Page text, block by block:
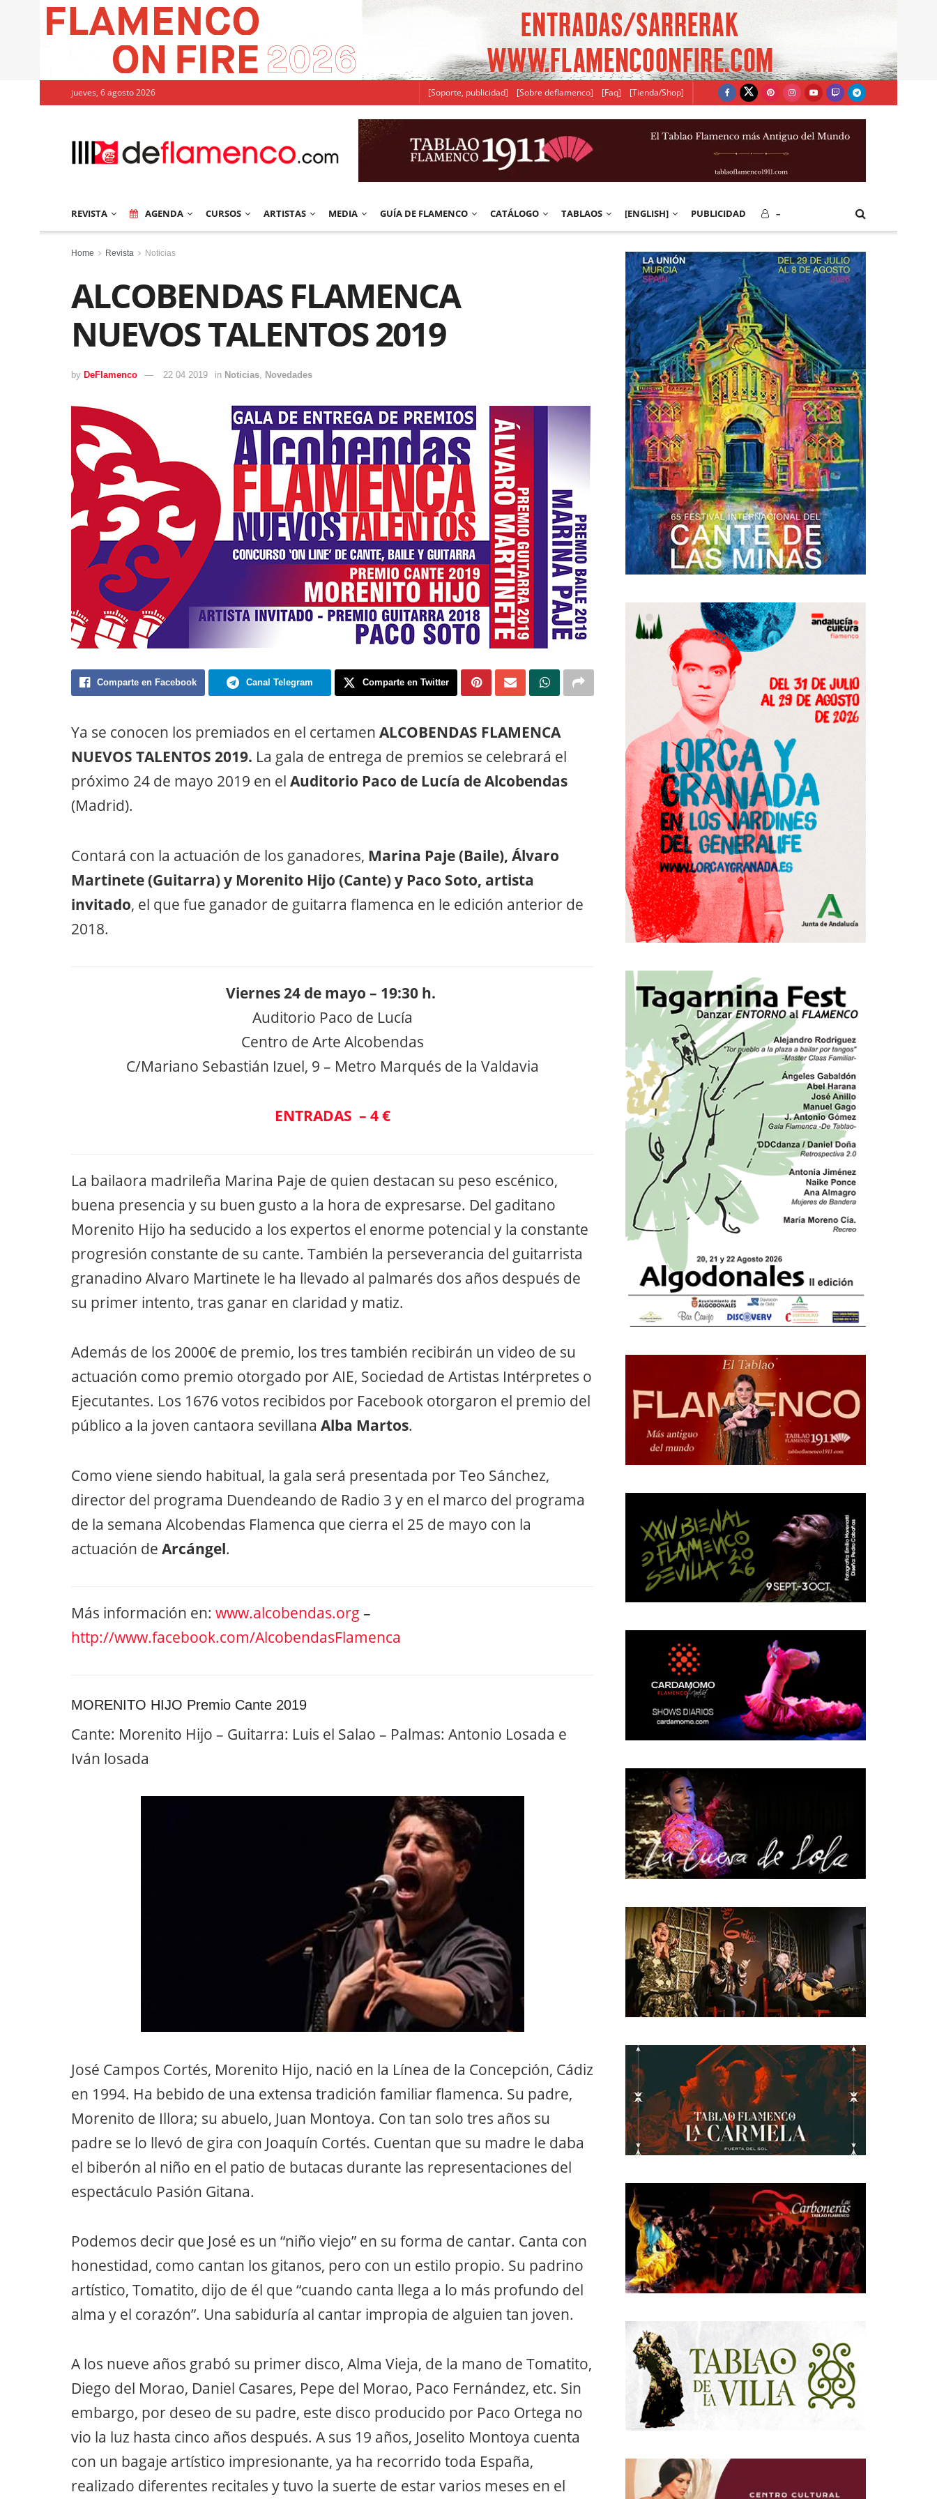
jueves, 6 agosto 2026 [Soporte, publicidad] [Sobre deflamenco] [Faq] [Tienda/Shop]
REVISTA AGENDA CURSOS ARTISTAS MEDIA GUÍA DE FLAMENCO CATÁLOGO TABLAOS [ENGLISH] PUBLICIDAD –
Home Revista Noticias
ALCOBENDAS FLAMENCA
NUEVOS TALENTOS 2019
by DeFlamenco 22 04 2019 in Noticias, Novedades
Comparte en Facebook Canal Telegram Comparte en Twitter
Ya se conocen los premiados en el certamen ALCOBENDAS FLAMENCA
NUEVOS TALENTOS 2019. La gala de entrega de premios se celebrará el
próximo 24 de mayo 2019 en el Auditorio Paco de Lucía de Alcobendas
(Madrid).
Contará con la actuación de los ganadores, Marina Paje (Baile), Álvaro
Martinete (Guitarra) y Morenito Hijo (Cante) y Paco Soto, artista
invitado, el que fue ganador de guitarra flamenca en le edición anterior de
2018.
Viernes 24 de mayo – 19:30 h.
Auditorio Paco de Lucía
Centro de Arte Alcobendas
C/Mariano Sebastián Izuel, 9 – Metro Marqués de la Valdavia
ENTRADAS – 4 €
La bailaora madrileña Marina Paje de quien destacan su peso escénico,
buena presencia y su buen gusto a la hora de expresarse. Del gaditano
Morenito Hijo ha seducido a los expertos el enorme potencial y la constante
progresión constante de su cante. También la perseverancia del guitarrista
granadino Alvaro Martinete le ha llevado al palmarés dos años después de
su primer intento, tras ganar en claridad y matiz.
Además de los 2000€ de premio, los tres también recibirán un video de su
actuación como premio otorgado por AIE, Sociedad de Artistas Intérpretes o
Ejecutantes. Los 1676 votos recibidos por Facebook otorgaron el premio del
público a la joven cantaora sevillana Alba Martos.
Como viene siendo habitual, la gala será presentada por Teo Sánchez,
director del programa Duendeando de Radio 3 y en el marco del programa
de la semana Alcobendas Flamenca que cierra el 25 de mayo con la
actuación de Arcángel.
Más información en: www.alcobendas.org –
http://www.facebook.com/AlcobendasFlamenca
MORENITO HIJO Premio Cante 2019
Cante: Morenito Hijo – Guitarra: Luis el Salao – Palmas: Antonio Losada e
Iván losada
José Campos Cortés, Morenito Hijo, nació en la Línea de la Concepción, Cádiz
en 1994. Ha bebido de una extensa tradición familiar flamenca. Su padre,
Morenito de Illora; su abuelo, Juan Montoya. Con tan solo tres años su
padre se lo llevó de gira con Joaquín Cortés. Cuentan que su madre le daba
el biberón al niño en el patio de butacas durante las representaciones del
espectáculo Pasión Gitana.
Podemos decir que José es un “niño viejo” en su forma de cantar. Canta con
honestidad, como cantan los gitanos, pero con un estilo propio. Su padrino
artístico, Tomatito, dijo de él que “cuando canta llega a lo más profundo del
alma y el corazón”. Una sabiduría al cantar impropia de alguien tan joven.
A los nueve años grabó su primer disco, Alma Vieja, de la mano de Tomatito,
Diego del Morao, Daniel Casares, Pepe del Morao, Paco Fernández, etc. Sin
embargo, por deseo de su padre, este disco producido por Paco Ortega no
vio la luz hasta cinco años después. A sus 19 años, Joselito Montoya cuenta
con un bagaje artístico impresionante, ya ha recorrido toda España,
realizado diferentes recitales y tuvo la suerte de estar varios meses en el